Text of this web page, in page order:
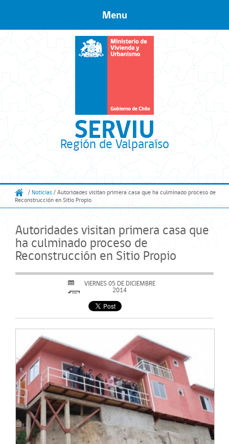
SERVIU
Región de Valparaíso
Menu
/ Noticias / Autoridades visitan primera casa que ha culminado proceso de
Reconstrucción en Sitio Propio
Autoridades visitan primera casa que
ha culminado proceso de
Reconstrucción en Sitio Propio
VIERNES 05 DE DICIEMBRE
2014